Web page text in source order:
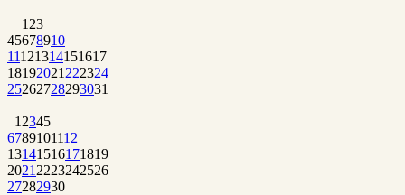
1 23
45678910
11121314151617
18192021 222324
25262728293031
1 2345
6789101112
13141516171819
2021 2223242526
27282930